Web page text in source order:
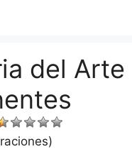
del Arte